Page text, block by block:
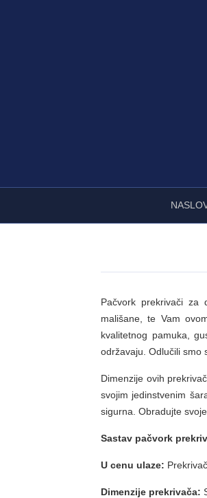
Pačvork prekrivači za
mališane, te Vam
kvalitetnog pamuka,
održavaju. Odlučili smo
Dimenzije ovih
svojim jedinstvenim
sigurna. Obradujte
Sastav pačvork
U cenu ulaze:
Dimenzije prekrivača: